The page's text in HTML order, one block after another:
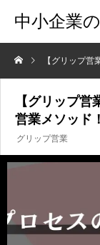
中小企業
【グリップ
【グリップ
営業メソッド！
グリップ営業